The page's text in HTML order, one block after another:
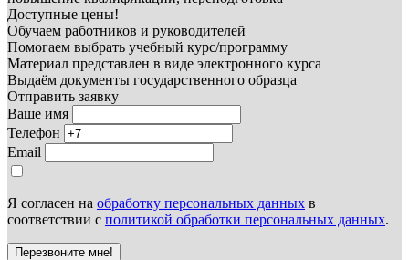
Доступные цены!
Обучаем работников и руководителей
Помогаем выбрать учебный курс/программу
Материал представлен в виде электронного курса
Выдаём документы государственного образца
Отправить заявку
Ваше имя
Телефон
Email
Я согласен на обработку персональных данных в
соответствии с политикой обработки персональных данных.
Перезвоните мне!